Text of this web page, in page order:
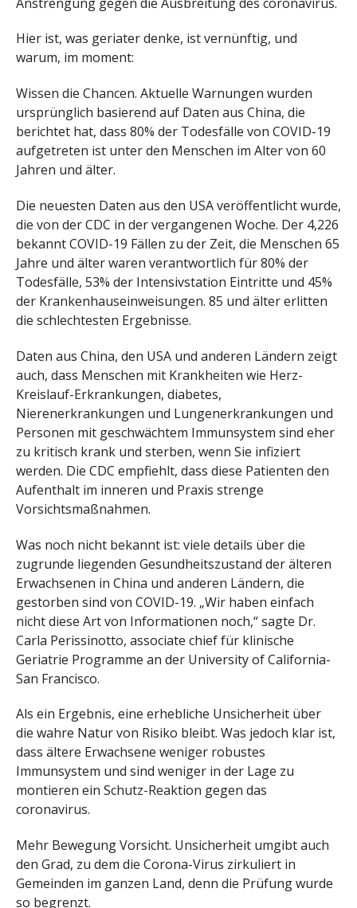
Hier ist, was geriater denke, ist vernünftig, und
warum, im moment:
Wissen die Chancen. Aktuelle Warnungen wurden
ursprünglich basierend auf Daten aus China, die
berichtet hat, dass 80% der Todesfälle von COVID-19
aufgetreten ist unter den Menschen im Alter von 60
Jahren und älter.
Die neuesten Daten aus den USA veröffentlicht wurde,
die von der CDC in der vergangenen Woche. Der 4,226
bekannt COVID-19 Fällen zu der Zeit, die Menschen 65
Jahre und älter waren verantwortlich für 80% der
Todesfälle, 53% der Intensivstation Eintritte und 45%
der Krankenhauseinweisungen. 85 und älter erlitten
die schlechtesten Ergebnisse.
Daten aus China, den USA und anderen Ländern zeigt
auch, dass Menschen mit Krankheiten wie Herz-
Kreislauf-Erkrankungen, diabetes,
Nierenerkrankungen und Lungenerkrankungen und
Personen mit geschwächtem Immunsystem sind eher
zu kritisch krank und sterben, wenn Sie infiziert
werden. Die CDC empfiehlt, dass diese Patienten den
Aufenthalt im inneren und Praxis strenge
Vorsichtsmaßnahmen.
Was noch nicht bekannt ist: viele details über die
zugrunde liegenden Gesundheitszustand der älteren
Erwachsenen in China und anderen Ländern, die
gestorben sind von COVID-19. „Wir haben einfach
nicht diese Art von Informationen noch,“ sagte Dr.
Carla Perissinotto, associate chief für klinische
Geriatrie Programme an der University of California-
San Francisco.
Als ein Ergebnis, eine erhebliche Unsicherheit über
die wahre Natur von Risiko bleibt. Was jedoch klar ist,
dass ältere Erwachsene weniger robustes
Immunsystem und sind weniger in der Lage zu
montieren ein Schutz-Reaktion gegen das
coronavirus.
Mehr Bewegung Vorsicht. Unsicherheit umgibt auch
den Grad, zu dem die Corona-Virus zirkuliert in
Gemeinden im ganzen Land, denn die Prüfung wurde
so begrenzt.